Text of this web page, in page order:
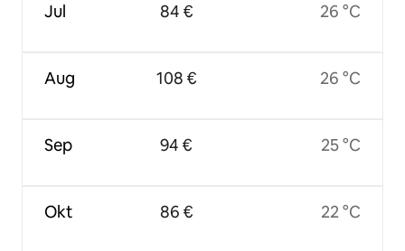
Jul
Aug
Sep
Okt
84 €
108 €
94 €
86 €
26 °C
26 °C
25 °C
22 °C